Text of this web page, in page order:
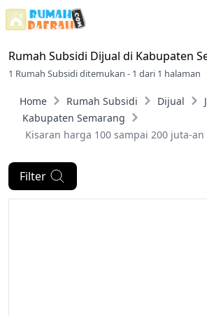
Rumah Subsidi Dijual di Kabupaten
1 Rumah Subsidi ditemukan - 1 dari 1 halaman
Home Rumah Subsidi Dijual
Kabupaten Semarang
Kisaran harga 100 sampai 200 juta-an
Filter